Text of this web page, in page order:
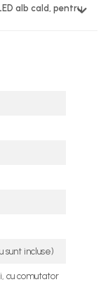
alb cald, pentru
sunt incluse)
cu comutator